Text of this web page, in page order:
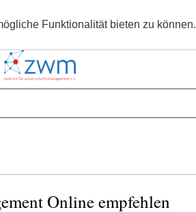
Funktionalität bieten zu können.
Online empfehlen